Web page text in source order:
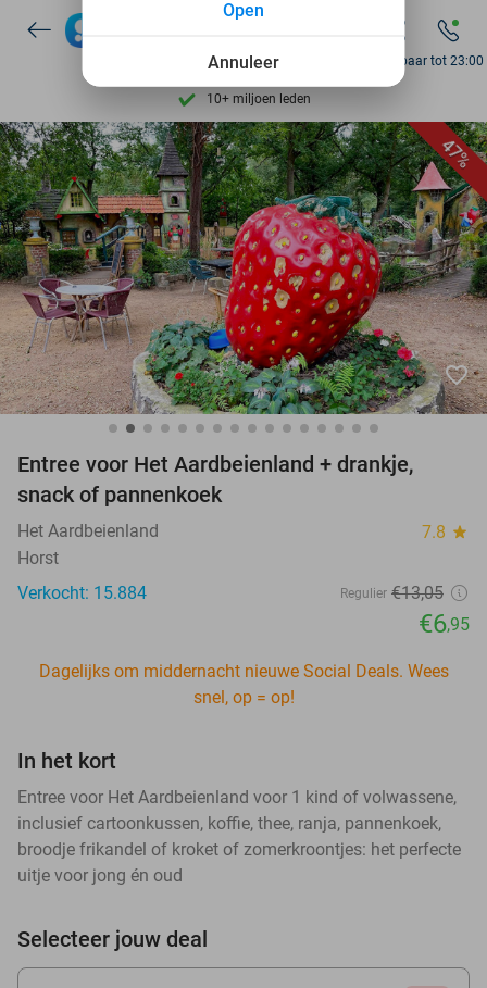
7 dagen per week beschikbaar
10+ miljoen leden
9,4 op basis van
Ontdek 15.000+ deals
7 dagen per week beschikbaar
10+ miljoen leden
Bereikbaar tot 23:00
47%
favorite_border
Entree voor Het Aardbeienland + drankje,
snack of pannenkoek
Het Aardbeienland 7.8 star
Horst
Verkocht: 15.884
Regulier €13,05
€6,95
Dagelijks om middernacht nieuwe Social Deals. Wees
snel, op = op!
In het kort
Entree voor Het Aardbeienland voor 1 kind of volwassene,
inclusief cartoonkussen, koffie, thee, ranja, pannenkoek,
broodje frikandel of kroket of zomerkroontjes: het perfecte
uitje voor jong én oud
Selecteer jouw deal
Annuleer
Open